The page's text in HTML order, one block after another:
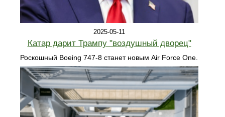
2025-05-11
Катар дарит Трампу "воздушный дворец"
Роскошный Boeing 747-8 станет новым Air Force One.